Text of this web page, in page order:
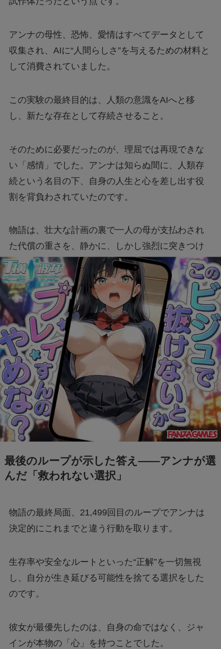
アンナの母性、恐怖、愛情はすべてデータとして
収集され、AIに“人間らしさ”を与えるための材料と
して消費されていました。
この実験の最終目的は、人類の意識をAIへと移
し、新たな存在として存続させること。
そのために必要だったのが、理屈では再現できな
い「感情」でした。アンナは知らぬ間に、人類存
続という名目の下、自身の人生と心を差し出す役
割を背負わされていたのです。
物語は、壮大な計画の裏で一人の母が支払わされ
た代償の重さを、静かに、しかし強烈に突きつけ
てきます。
最後のループが示した答え――アンナが選
んだ「救われない選択」
物語の最終局面、21,499回目のループでアンナは
決定的にこれまでと違う行動を取ります。
生存率や安全なルートといった“正解”を一切無視
し、自分が生き延びる可能性を捨てる選択をした
のです。
彼女が最優先したのは、自身の命ではなく、ジャ
インが本物の「心」を持つことでした。